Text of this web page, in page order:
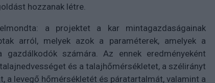
hozzanak létre.
a projektet a kar mintagazdaságainak
arról, melyek azok a paraméterek, amelyek a
számára. Az ennek eredményeként
és a talajhőmérsékletet, a szélirányt
a levegő hőmérsékletét és páratartalmát, valamint a